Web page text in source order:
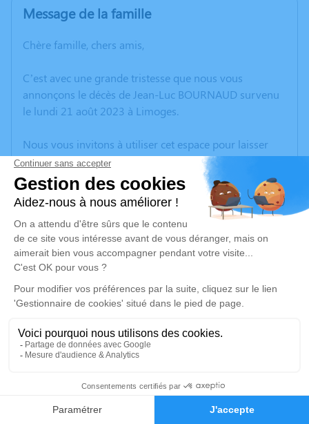
Faire-part Hommages
Message de la famille
Chère famille, chers amis,
C’est avec une grande tristesse que nous vous
annonçons le décès de Jean-Luc BOURNAUD survenu
le lundi 21 août 2023 à Limoges.
Nous vous invitons à utiliser cet espace pour laisser
vos condoléances, partager des photos souvenirs, une
anecdote ou exprimer vos pensées à travers des
poèmes ou des textes. Cet endroit est un lieu
d'expression dédié à honorer la mémoire de Jean-Luc
BOURNAUD.
Un service de plantation d’arbre hommage est
disponible ici.
Je rends hommage
Cérémonie religieuse
Information indisponible